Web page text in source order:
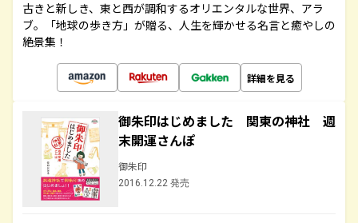
古きと新しき、東と西が調和するオリエンタルな世界、アラ
ブ。「地球の歩き方」が贈る、人生を輝かせる名言と癒やしの
絶景集！
詳細を見る
御朱印はじめました 関東の神社 週
末開運さんぽ
御朱印
2016.12.22 発売